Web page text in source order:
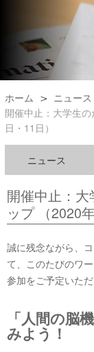
ホーム ニュー
開催中止：大学生
日・11日）
ニュース
開催中止：大
ップ （2020
誠に残念ながら、
て、このたびのワ
参加をご予定いた
「人間の脳
みよう！